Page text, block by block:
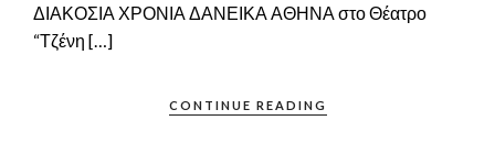
ΔΙΑΚΟΣΙΑ ΧΡΟΝΙΑ ΔΑΝΕΙΚΑ ΑΘΗΝΑ στο Θέατρο
“Τζένη […]
CONTINUE READING